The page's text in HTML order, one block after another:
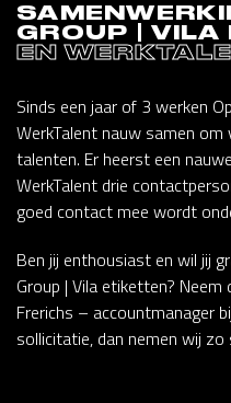
GROUP | VILA
EN
Sinds een jaar of 3 werken
WerkTalent nauw samen
talenten. Er heerst een
WerkTalent drie
goed contact mee wordt
Ben jij enthousiast en wil jij
Group | Vila etiketten?
Frerichs – accountmanager
sollicitatie, dan nemen wij